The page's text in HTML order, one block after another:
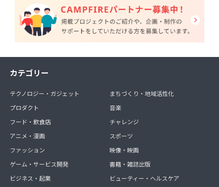
カテゴリー
テクノロジー・ガジェット
プロダクト
フード・飲食店
アニメ・漫画
ファッション
ゲーム・サービス開発
ビジネス・起業
まちづくり・地域活性化
音楽
チャレンジ
スポーツ
映像・映画
書籍・雑誌出版
ビューティー・ヘルスケア